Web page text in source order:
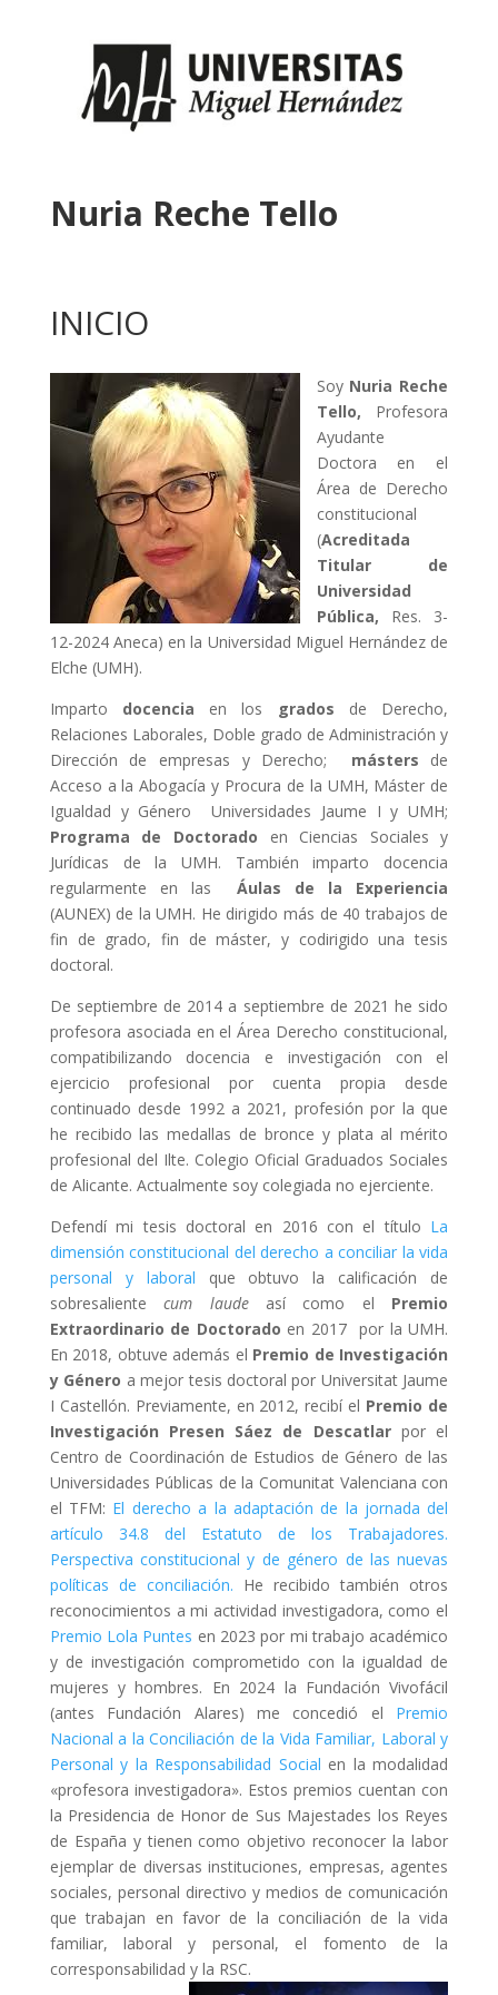
Nuria Reche Tello
INICIO
SoyNuria Reche
Tello, Profesora
Ayudante
Doctora en el
Área de Derecho
constitucional
(Acreditada
Titular de
Universidad
Pública, Res. 3-
12-2024 Aneca) en la Universidad Miguel Hernández de
Elche (UMH).
Imparto docencia en los grados de Derecho,
Relaciones Laborales, Doble grado de Administración y
Dirección de empresas y Derecho; másters de
Acceso a la Abogacía y Procura de la UMH, Máster de
Igualdad y Género Universidades Jaume I y UMH;
Programa de Doctorado en Ciencias Sociales y
Jurídicas de la UMH. También imparto docencia
regularmente en lasÁulas de la Experiencia
(AUNEX) de la UMH. He dirigido más de 40 trabajos de
fin de grado, fin de máster, y codirigido una tesis
doctoral.
De septiembre de 2014 a septiembre de 2021 he sido
profesora asociada en el Área Derecho constitucional,
compatibilizando docencia e investigación con el
ejercicio profesional por cuenta propia desde
continuado desde 1992 a 2021, profesión por la que
he recibido las medallas de bronce y plata al mérito
profesional del Ilte. Colegio Oficial Graduados Sociales
de Alicante. Actualmente soy colegiada no ejerciente.
Defendí mi tesis doctoral en 2016 con el título La
dimensión constitucional del derecho a conciliar la vida
personal y laboral que obtuvo la calificación de
sobresalientecum laude así como el Premio
Extraordinario de Doctorado en 2017 por la UMH.
En 2018, obtuve además el Premio de Investigación
y Género a mejor tesis doctoral por Universitat Jaume
I Castellón. Previamente, en 2012, recibí el Premio de
Investigación Presen Sáez de Descatlarpor el
Centro de Coordinación de Estudios de Género de las
Universidades Públicas de la Comunitat Valenciana con
el TFM: El derecho a la adaptación de la jornada del
artículo 34.8 del Estatuto de los Trabajadores.
Perspectiva constitucional y de género de las nuevas
políticas de conciliación. He recibido también otros
reconocimientos a mi actividad investigadora, como el
Premio Lola Puntes en 2023 por mi trabajo académico
y de investigación comprometido con la igualdad de
mujeres y hombres. En 2024 la Fundación Vivofácil
(antes Fundación Alares) me concedió el Premio
Nacional a la Conciliación de la Vida Familiar, Laboral y
Personal y la Responsabilidad Social en la modalidad
«profesora investigadora». Estos premios cuentan con
la Presidencia de Honor de Sus Majestades los Reyes
de España y tienen como objetivo reconocer la labor
ejemplar de diversas instituciones, empresas, agentes
sociales, personal directivo y medios de comunicación
que trabajan en favor de la conciliación de la vida
familiar, laboral y personal, el fomento de la
corresponsabilidad y la RSC.